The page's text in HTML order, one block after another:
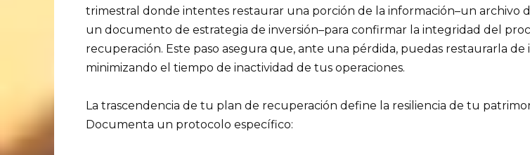
trimestral donde intentes restaurar una porción de la información–un archivo
un documento de estrategia de inversión–para confirmar la integridad del
recuperación. Este paso asegura que, ante una pérdida, puedas restaurarla de
minimizando el tiempo de inactividad de tus operaciones.
La trascendencia de tu plan de recuperación define la resiliencia de tu
Documenta un protocolo específico: